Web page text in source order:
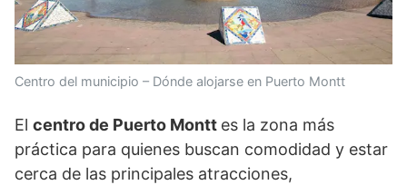
Centro del municipio – Dónde alojarse en Puerto Montt
El centro de Puerto Montt es la zona más
práctica para quienes buscan comodidad y estar
cerca de las principales atracciones,